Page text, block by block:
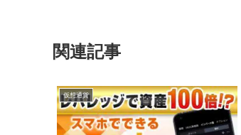
関連記事
仮想通貨